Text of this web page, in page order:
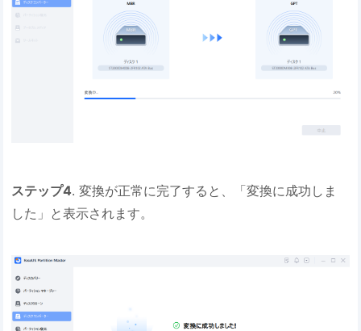
ステップ4. 変換が正常に完了すると、「変換に成功しま
した」と表示されます。